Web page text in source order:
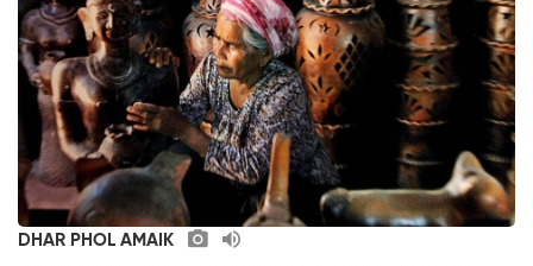
DHAR PHOL AMAIK